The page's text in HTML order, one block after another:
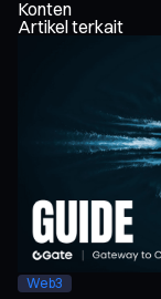
Konten
Artikel terkait
Web3